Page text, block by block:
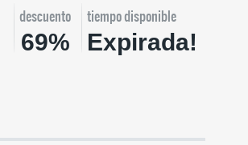
descuento
69%
tiempo disponible
Expirada!